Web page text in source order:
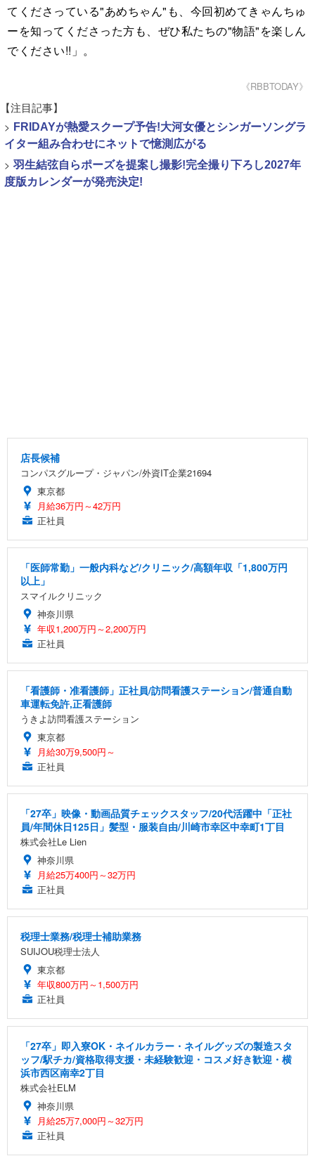
てくださっている"あめちゃん"も、今回初めてきゃんちゅ
ーを知ってくださった方も、ぜひ私たちの"物語"を楽しん
でください!!」。
《RBBTODAY》
【注目記事】
> FRIDAYが熱愛スクープ予告!大河女優とシンガーソングラ
イター組み合わせにネットで憶測広がる
> 羽生結弦自らポーズを提案し撮影!完全撮り下ろし2027年
度版カレンダーが発売決定!
店長候補
コンパスグループ・ジャパン/外資IT企業21694
東京都
月給36万円～42万円
正社員
「医師常勤」一般内科など/クリニック/高額年収「1,800万円
以上」
スマイルクリニック
神奈川県
年収1,200万円～2,200万円
正社員
「看護師・准看護師」正社員/訪問看護ステーション/普通自動
車運転免許,正看護師
うきよ訪問看護ステーション
東京都
月給30万9,500円～
正社員
「27卒」映像・動画品質チェックスタッフ/20代活躍中「正社
員/年間休日125日」髪型・服装自由/川崎市幸区中幸町1丁目
株式会社Le Lien
神奈川県
月給25万400円～32万円
正社員
税理士業務/税理士補助業務
SUIJOU税理士法人
東京都
年収800万円～1,500万円
正社員
「27卒」即入寮OK・ネイルカラー・ネイルグッズの製造スタ
ッフ/駅チカ/資格取得支援・未経験歓迎・コスメ好き歓迎・横
浜市西区南幸2丁目
株式会社ELM
神奈川県
月給25万7,000円～32万円
正社員